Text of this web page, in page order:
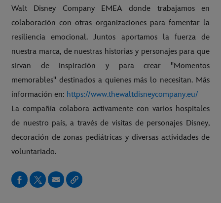
Walt Disney Company EMEA donde trabajamos en
colaboración con otras organizaciones para fomentar la
resiliencia emocional. Juntos aportamos la fuerza de
nuestra marca, de nuestras historias y personajes para que
sirvan de inspiración y para crear "Momentos
memorables" destinados a quienes más lo necesitan. Más
información en: https://www.thewaltdisneycompany.eu/
La compañía colabora activamente con varios hospitales
de nuestro país, a través de visitas de personajes Disney,
decoración de zonas pediátricas y diversas actividades de
voluntariado.